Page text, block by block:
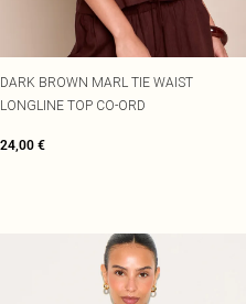
DARK BROWN MARL TIE WAIST
LONGLINE TOP CO-ORD
24,00 €